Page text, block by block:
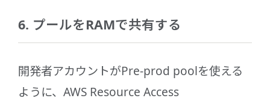
6. プールをRAMで共有する
開発者アカウントがPre-prod poolを使える
ように、AWS Resource Access